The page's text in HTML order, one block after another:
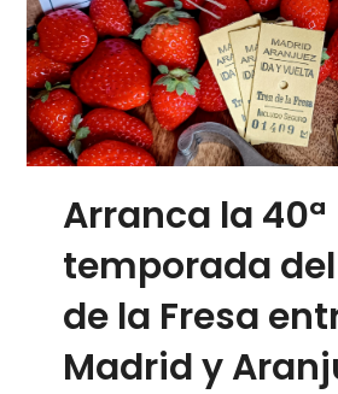
Arranca la 40ª
temporada del
de la Fresa
Madrid y